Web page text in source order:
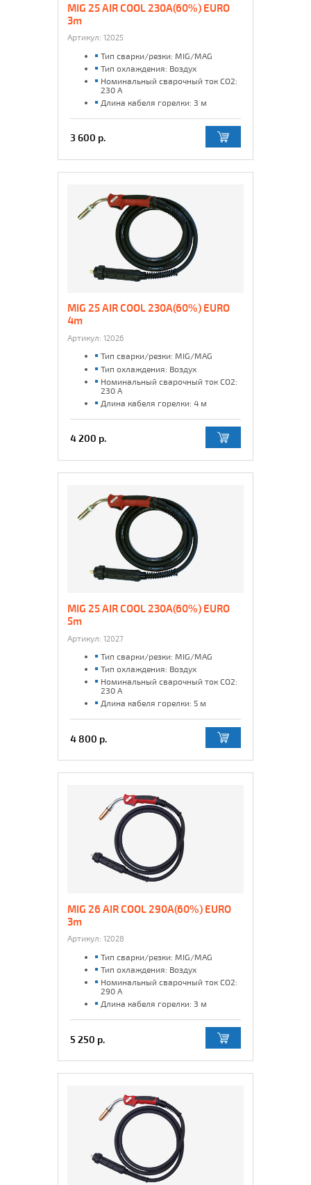
MIG 25 AIR COOL 230A(60%) EURO
3m
Артикул: 12025
Тип сварки/резки: MIG/MAG
Тип охлаждения: Воздух
Номинальный сварочный ток CO2:
230 А
Длина кабеля горелки: 3 м
3 600 р.
MIG 25 AIR COOL 230A(60%) EURO
4m
Артикул: 12026
Тип сварки/резки: MIG/MAG
Тип охлаждения: Воздух
Номинальный сварочный ток CO2:
230 А
Длина кабеля горелки: 4 м
4 200 р.
MIG 25 AIR COOL 230A(60%) EURO
5m
Артикул: 12027
Тип сварки/резки: MIG/MAG
Тип охлаждения: Воздух
Номинальный сварочный ток CO2:
230 А
Длина кабеля горелки: 5 м
4 800 р.
MIG 26 AIR COOL 290A(60%) EURO
3m
Артикул: 12028
Тип сварки/резки: MIG/MAG
Тип охлаждения: Воздух
Номинальный сварочный ток CO2:
290 А
Длина кабеля горелки: 3 м
5 250 р.